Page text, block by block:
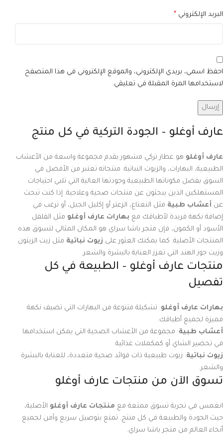
البريد الإلكتروني *
احفظ اسمي، بريدي الإلكتروني، والموقع الإلكتروني في هذا المتصفح
لاستخدامها المرة المقبلة في تعليقي.
عارف أوغلو – الجودة التركية في كل منتج
عارف أوغلو هو عطار تركي مشهور يقدم مجموعة واسعة من الأعشاب
الطبيعية، البهارات، والزيوت النباتية. منتجاته تعتبر من الأفضل في
السوق بفضل مكوناتها الطبيعية وجودتها العالية التي تلبي احتياجات
المستهلكين الذين يبحثون عن منتجات صحية وعلاجية. إذا كنت تبحث
عن أعشاب طبية مثل النعناع، الزعتر أو إكليل الجبل، أو ترغب في
إضافة نكهة فريدة لأطباقك مع بهارات عارف أوغلو مثل الفلفل
الأسود أو الكمون، فإن متجر باشا سراي هو المكان المثالي لتسوق هذه
المنتجات الأصلية. كما يمكنك العثور على زيوت نباتية مثل زيت الزيتون
وزيت جوز الهند التي تعزز العناية بالبشرة والشعر.
منتجات عارف أوغلو – الطبيعة في كل
تفصيل
بهارات عارف أوغلو: تشكيلة متنوعة من البهارات التي تضيف نكهة
مميزة لجميع أطباقك.
أعشاب طبية: مجموعة من الأعشاب الصحية التي يمكن استخدامها
في تحضير الشاي أو كمكملات غذائية.
زيوت نباتية: زيوت طبيعية ذات فوائد صحية متعددة، للعناية بالبشرة
والشعر.
تسوق الآن من منتجات عارف أوغلو
انغمس في تجربة تسوق ممتعة مع منتجات عارف أوغلو الأصلية،
حيث الجودة والطبيعة في كل منتج. تمتع بتوصيل سريع وآمن لجميع
أنحاء العالم من متجر باشا سراي.